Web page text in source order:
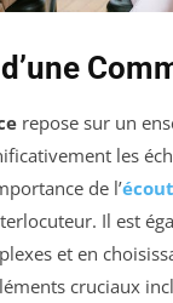
repose sur un
les
de l’
Il est
et en
cruciaux